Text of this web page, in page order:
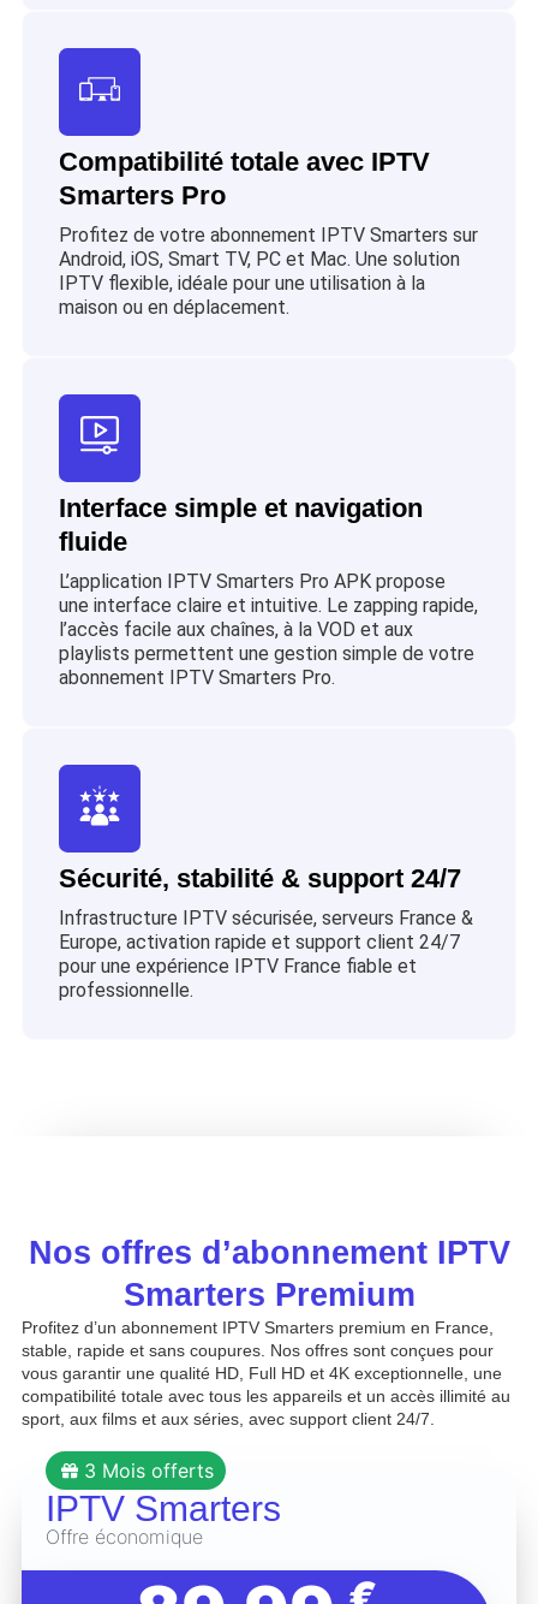
Compatibilité totale avec IPTV
Smarters Pro
Profitez de votre abonnement IPTV Smarters sur
Android, iOS, Smart TV, PC et Mac. Une solution
IPTV flexible, idéale pour une utilisation à la
maison ou en déplacement.
Interface simple et navigation
fluide
L’application IPTV Smarters Pro APK propose
une interface claire et intuitive. Le zapping rapide,
l’accès facile aux chaînes, à la VOD et aux
playlists permettent une gestion simple de votre
abonnement IPTV Smarters Pro.
Sécurité, stabilité & support 24/7
Infrastructure IPTV sécurisée, serveurs France &
Europe, activation rapide et support client 24/7
pour une expérience IPTV France fiable et
professionnelle.
Nos offres d’abonnement IPTV
Smarters Premium
Profitez d’un abonnement IPTV Smarters premium en France,
stable, rapide et sans coupures. Nos offres sont conçues pour
vous garantir une qualité HD, Full HD et 4K exceptionnelle, une
compatibilité totale avec tous les appareils et un accès illimité au
sport, aux films et aux séries, avec support client 24/7.
3 Mois offerts
IPTV Smarters
Offre économique